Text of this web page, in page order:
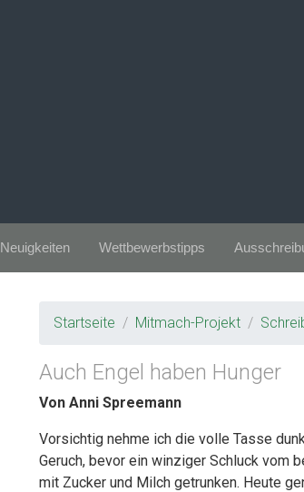
Neuigkeiten Wettbewerbstipps
Startseite Mitmach-Projekt
Auch Engel haben Hunger
Von Anni Spreemann
Vorsichtig nehme ich die volle Tasse
Geruch, bevor ein winziger Schluck vom
mit Zucker und Milch getrunken. Heute